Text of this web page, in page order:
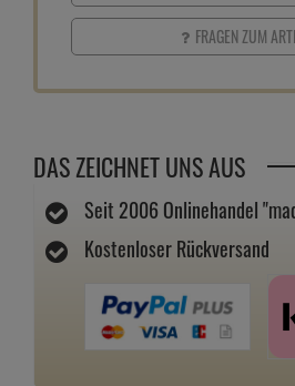
FRAGEN ZUM
DAS ZEICHNET UNS AUS
Seit 2006 Onlinehandel
Kostenloser Rückversand